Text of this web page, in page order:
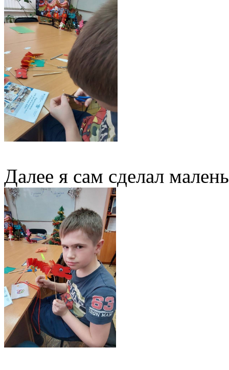
Далее я сам сделал